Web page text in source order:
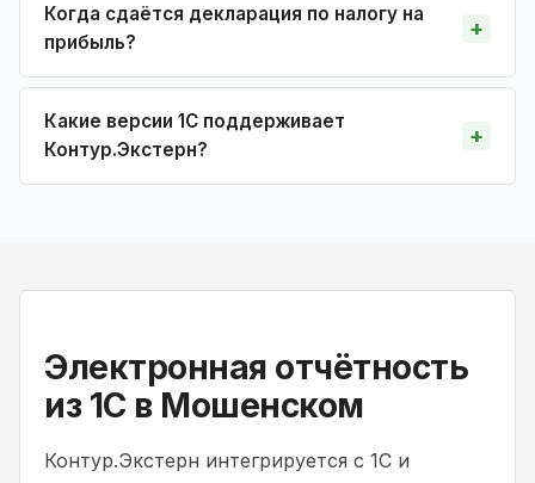
Когда сдаётся декларация по налогу на
прибыль?
Какие версии 1С поддерживает
Контур.Экстерн?
Электронная отчётность
из 1С в Мошенском
Контур.Экстерн интегрируется с 1С и